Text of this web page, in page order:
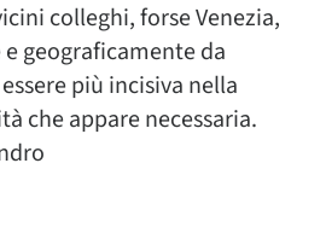
colleghi, forse Venezia,
geograficamente da
più incisiva nella
che appare necessaria.